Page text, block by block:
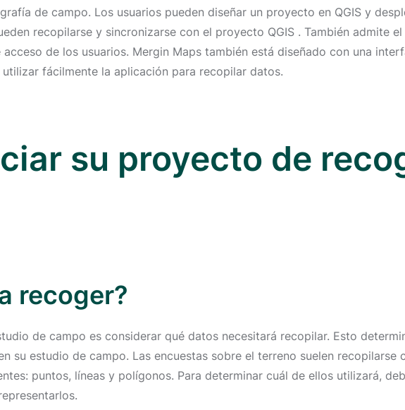
de campo. Los usuarios pueden diseñar un proyecto en QGIS y
recopilarse y sincronizarse con el proyecto QGIS . También admite
de los usuarios. Mergin Maps también está diseñado con una
fácilmente la aplicación para recopilar datos.
su proyecto de
recoger?
de campo es considerar qué datos necesitará recopilar. Esto
su estudio de campo. Las encuestas sobre el terreno suelen recopilarse
puntos, líneas y polígonos. Para determinar cuál de ellos utilizará,